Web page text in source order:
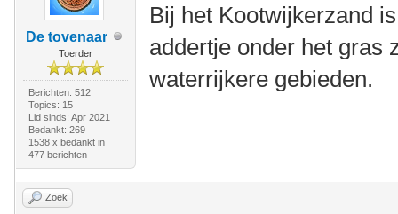
De tovenaar
Toerder
Berichten: 512
Topics: 15
Lid sinds: Apr 2021
Bedankt: 269
1538 x bedankt in
477 berichten
Bij het Kootwijkerzand
addertje onder het gras
waterrijkere gebieden.
Zoek